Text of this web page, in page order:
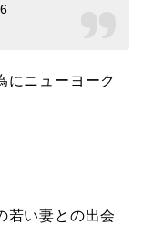
にニューヨーク
若い妻との出会